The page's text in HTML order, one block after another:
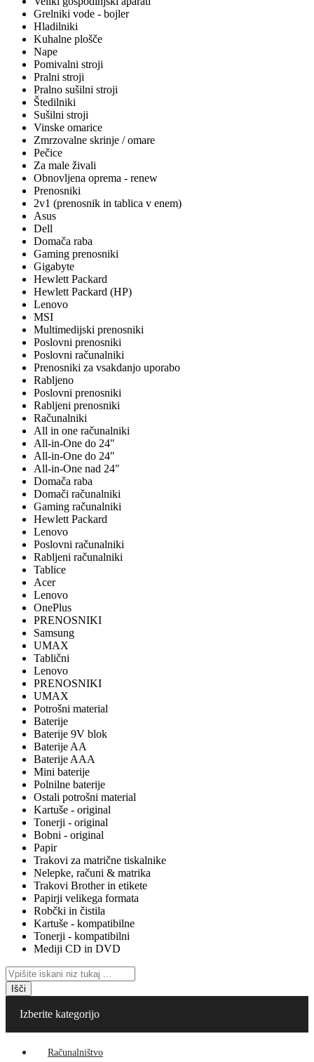
Grelniki vode - bojler
Hladilniki
Kuhalne plošče
Nape
Pomivalni stroji
Pralni stroji
Pralno sušilni stroji
Štedilniki
Sušilni stroji
Vinske omarice
Zmrzovalne skrinje / omare
Pečice
Za male živali
Obnovljena oprema - renew
Prenosniki
2v1 (prenosnik in tablica v enem)
Asus
Dell
Domača raba
Gaming prenosniki
Gigabyte
Hewlett Packard
Hewlett Packard (HP)
Lenovo
MSI
Multimedijski prenosniki
Poslovni prenosniki
Poslovni računalniki
Prenosniki za vsakdanjo uporabo
Rabljeno
Poslovni prenosniki
Rabljeni prenosniki
Računalniki
All in one računalniki
All-in-One do 24"
All-in-One do 24″
All-in-One nad 24″
Domača raba
Domači računalniki
Gaming računalniki
Hewlett Packard
Lenovo
Poslovni računalniki
Rabljeni računalniki
Tablice
Acer
Lenovo
OnePlus
PRENOSNIKI
Samsung
UMAX
Tablični
Lenovo
PRENOSNIKI
UMAX
Potrošni material
Baterije
Baterije 9V blok
Baterije AA
Baterije AAA
Mini baterije
Polnilne baterije
Ostali potrošni material
Kartuše - original
Tonerji - original
Bobni - original
Papir
Trakovi za matrične tiskalnike
Nelepke, računi & matrika
Trakovi Brother in etikete
Papirji velikega formata
Robčki in čistila
Kartuše - kompatibilne
Tonerji - kompatibilni
Mediji CD in DVD
Išči
Izberite kategorijo
Računalništvo